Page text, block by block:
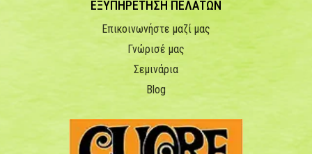
ΕΞΥΠΗΡΕΤΗΣΗ ΠΕΛΑΤΩΝ
Επικοινωνήστε μαζί μας
Γνώρισέ μας
Σεμινάρια
Blog